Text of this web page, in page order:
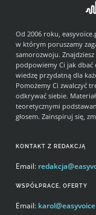
KONTAKT Z REDAKCJĄ
Email:
WSPÓŁPRACE, OFERTY
Email:
Od 2006 roku,
w którym poruszamy
samorozwoju.
podpowiemy Ci jak dbać
wiedzę przydatną dla
Pomożemy Ci zwalczyć
odkrywać siebie.
teoretycznymi
głosem. Zainspiruj się,